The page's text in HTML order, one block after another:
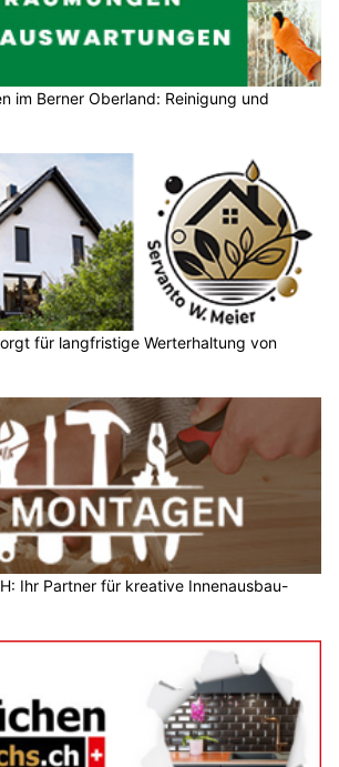
im Berner Oberland: Reinigung und
für langfristige Werterhaltung von
Ihr Partner für kreative Innenausbau-